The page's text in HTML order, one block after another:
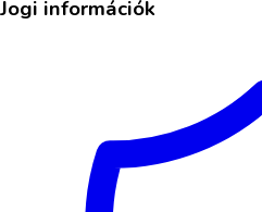
Jogi információk